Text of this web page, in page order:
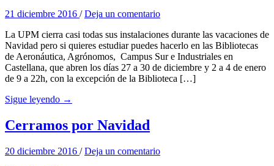
21 diciembre 2016 /Deja un comentario
La UPM cierra casi todas sus instalaciones durante las vacaciones de
Navidad pero si quieres estudiar puedes hacerlo en las Bibliotecas
de Aeronáutica, Agrónomos, Campus Sur e Industriales en
Castellana, que abren los días 27 a 30 de diciembre y 2 a 4 de enero
de 9 a 22h, con la excepción de la Biblioteca […]
Sigue leyendo →
Cerramos por Navidad
20 diciembre 2016 /Deja un comentario